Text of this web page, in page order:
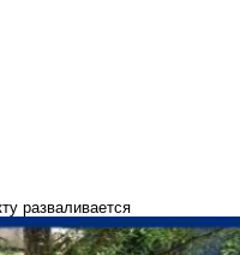
разваливается